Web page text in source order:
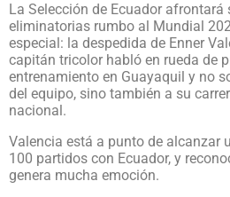
La Selección de Ecuador
eliminatorias rumbo al Mundial
especial: la despedida de Enner
capitán tricolor habló en rueda de
entrenamiento en Guayaquil y no
del equipo, sino también a su
nacional.
Valencia está a punto de alcanzar
100 partidos con Ecuador, y
genera mucha emoción.